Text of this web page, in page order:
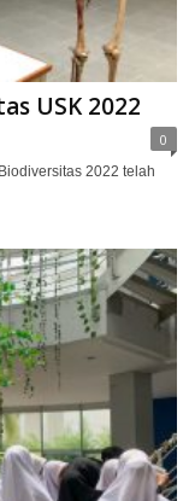
USK 2022
0
2022 telah